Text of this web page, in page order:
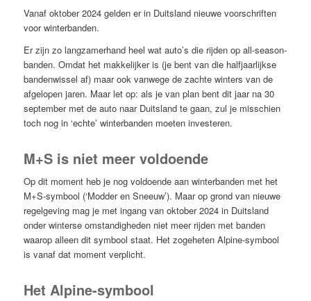
Vanaf oktober 2024 gelden er in Duitsland nieuwe voorschriften
voor winterbanden.
Er zijn zo langzamerhand heel wat auto’s die rijden op all-season-
banden. Omdat het makkelijker is (je bent van die halfjaarlijkse
bandenwissel af) maar ook vanwege de zachte winters van de
afgelopen jaren. Maar let op: als je van plan bent dit jaar na 30
september met de auto naar Duitsland te gaan, zul je misschien
toch nog in ‘echte’ winterbanden moeten investeren.
M+S is niet meer voldoende
Op dit moment heb je nog voldoende aan winterbanden met het
M+S-symbool (‘Modder en Sneeuw’). Maar op grond van nieuwe
regelgeving mag je met ingang van oktober 2024 in Duitsland
onder winterse omstandigheden niet meer rijden met banden
waarop alleen dit symbool staat. Het zogeheten Alpine-symbool
is vanaf dat moment verplicht.
Het Alpine-symbool